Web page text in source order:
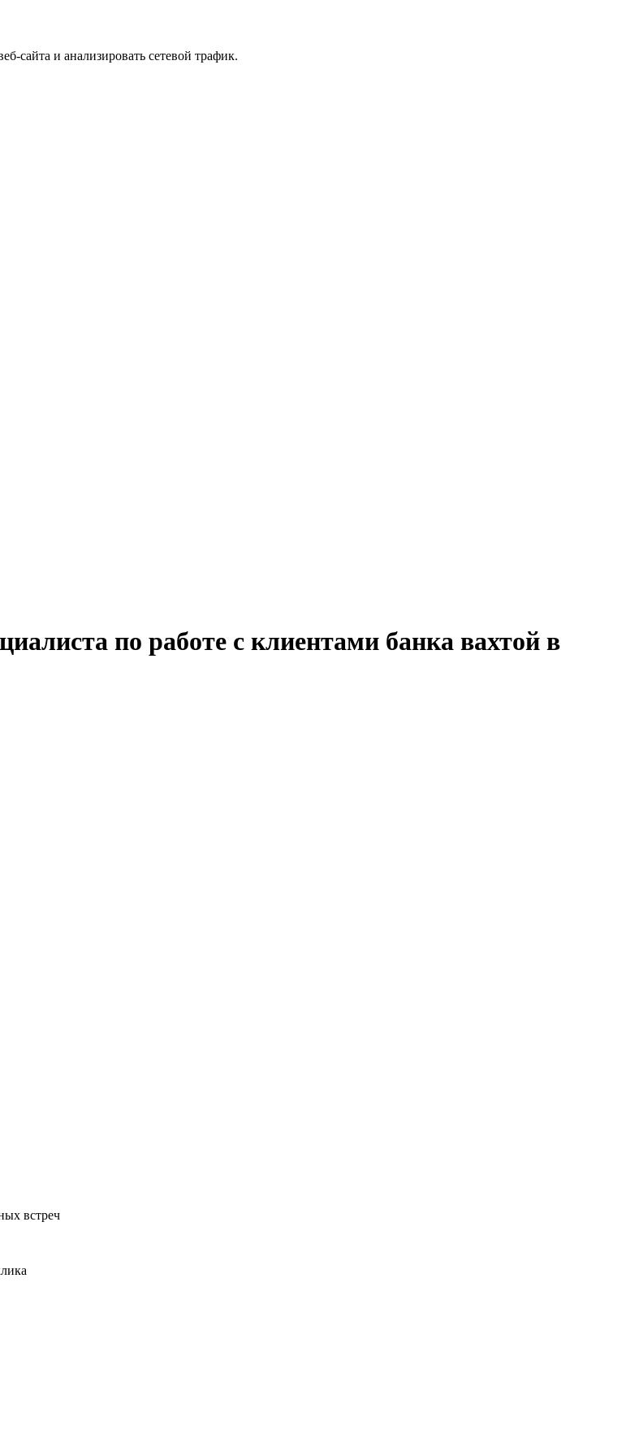
сайта и анализировать сетевой трафик.
по работе с клиентами банка вахтой в
встреч